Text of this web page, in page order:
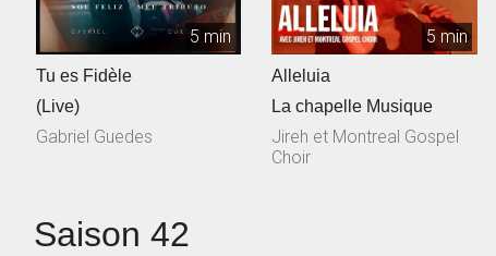
5 min
Tu es Fidèle
(Live)
Gabriel Guedes
5 min
Alleluia
La chapelle Musique
Jireh et Montreal Gospel
Choir
Saison 42